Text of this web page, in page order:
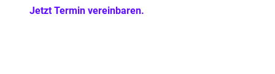
Jet­zt Ter­min vere­in­baren.